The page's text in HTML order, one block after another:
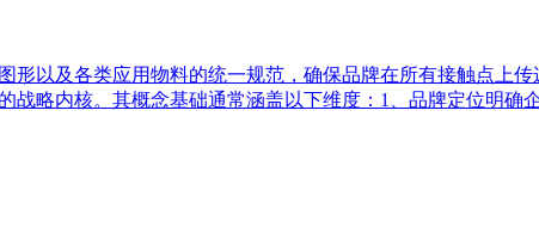
以及各类应用物料的统一规范，确保品牌在所有接触点上
战略内核。其概念基础通常涵盖以下维度：1、品牌定位明